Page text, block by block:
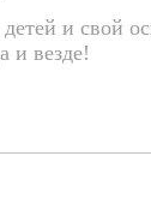
детей и свой
и везде!